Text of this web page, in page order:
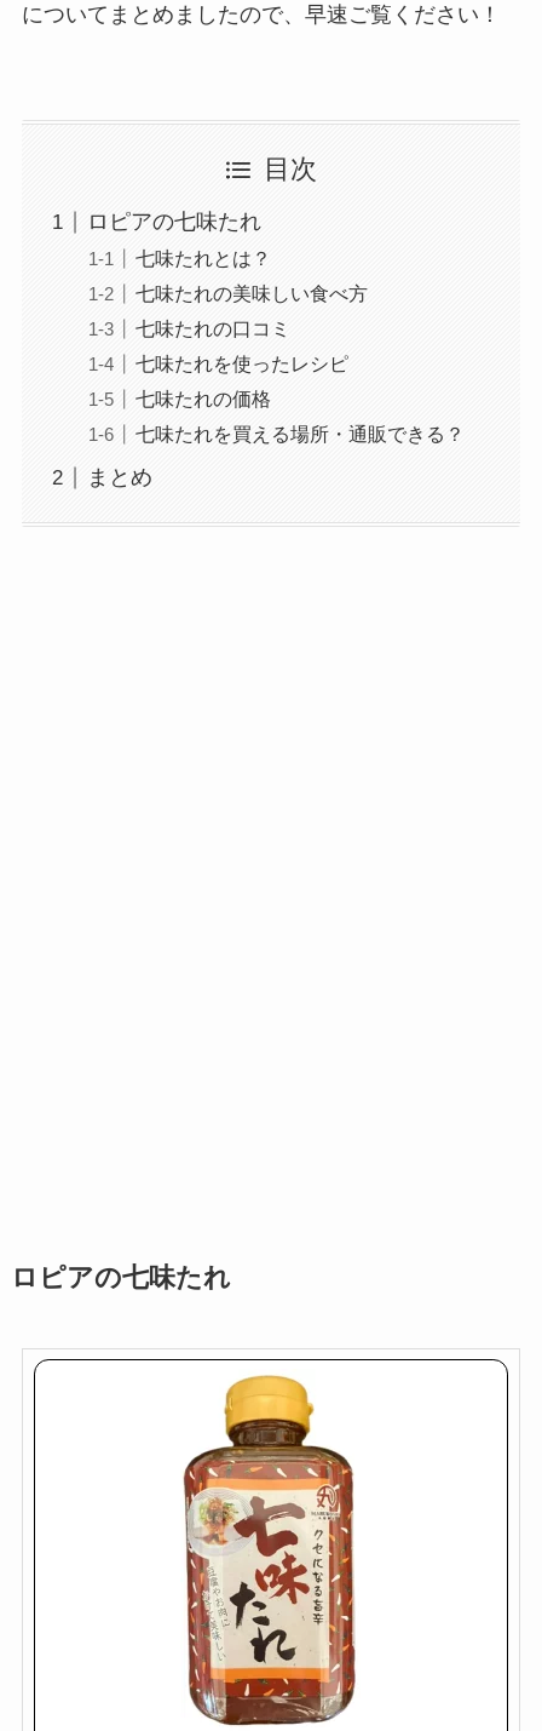
についてまとめましたので、早速ご覧ください！
目次
ロピアの七味たれ
七味たれとは？
七味たれの美味しい食べ方
七味たれの口コミ
七味たれを使ったレシピ
七味たれの価格
七味たれを買える場所・通販できる？
まとめ
ロピアの七味たれ